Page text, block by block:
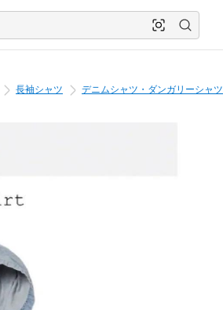
長袖シャツ デニムシャツ・ダンガリーシャツ